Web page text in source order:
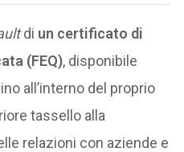
di un certificato di
(FEQ), disponibile
all’interno del proprio
tassello alla
relazioni con aziende e